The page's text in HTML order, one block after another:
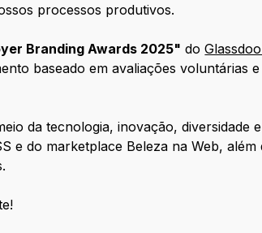
processos produtivos.
Branding Awards 2025" do
baseado em avaliações
da tecnologia, inovação, diversidade
e do marketplace Beleza na Web,